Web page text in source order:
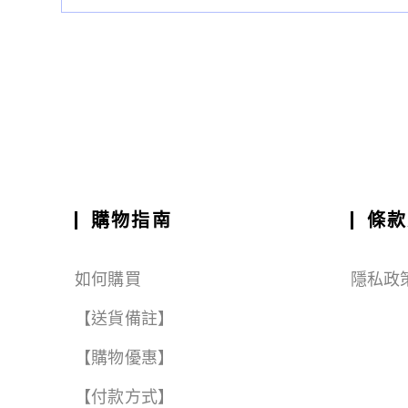
購物指南
如何購買
【送貨備註】
【購物優惠】
【付款方式】
條
隱私政